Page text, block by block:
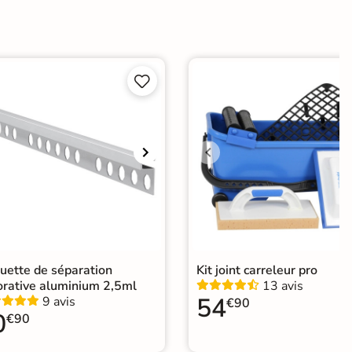
Ancien carrelage


de séparation
aluminium 2,5ml
9 avis
€90
Kit joint carreleur pro
13 avis
54€90